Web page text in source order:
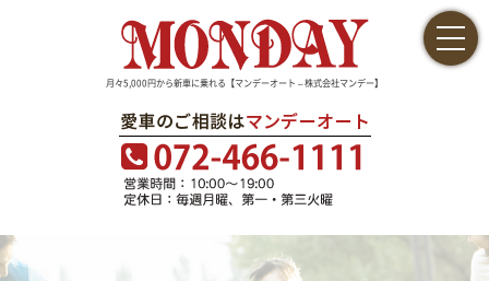
月々5,000円から新車に乗れる【マンデーオート – 株式会社マンデー】